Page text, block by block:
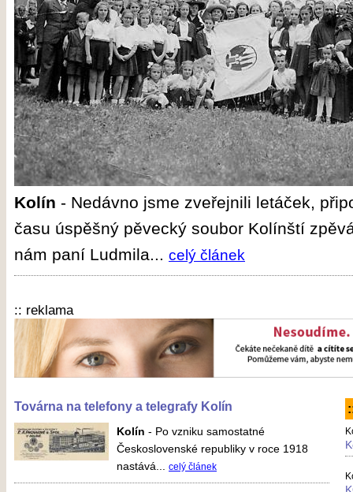
Kolín - Nedávno jsme zveřejnili letáček,
času úspěšný pěvecký soubor Kolínští
nám paní Ludmila... celý článek
:: reklama
Továrna na telefony a telegrafy Kolín
Kolín - Po vzniku samostatné
Československé republiky v roce 1918
nastává... celý článek